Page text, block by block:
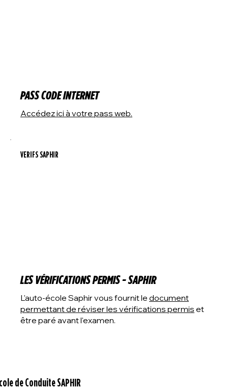
Accédez ici à votre pass web.
PASS CODE INTERNET
L'auto-école Saphir vous fournit le document
permettant de réviser les vérifications permis et
être paré avant l'examen.
LES VÉRIFICATIONS PERMIS - SAPHIR
VERIFS SAPHIR
de Conduite SAPHIR